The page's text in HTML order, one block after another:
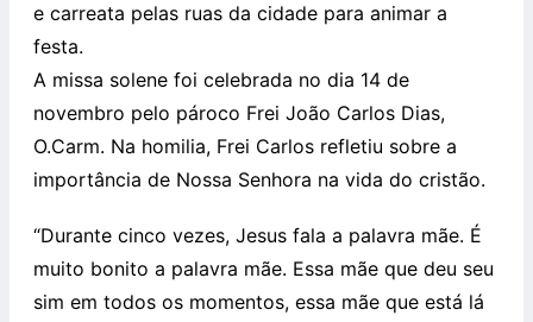
e carreata pelas ruas da cidade para animar a
festa.
A missa solene foi celebrada no dia 14 de
novembro pelo pároco Frei João Carlos Dias,
O.Carm. Na homilia, Frei Carlos refletiu sobre a
importância de Nossa Senhora na vida do cristão.
“Durante cinco vezes, Jesus fala a palavra mãe. É
muito bonito a palavra mãe. Essa mãe que deu seu
sim em todos os momentos, essa mãe que está lá